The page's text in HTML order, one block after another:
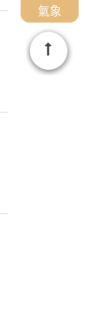
氣象